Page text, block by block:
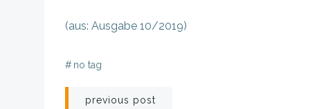
(aus: Ausgabe 10/2019)
# no tag
previous post